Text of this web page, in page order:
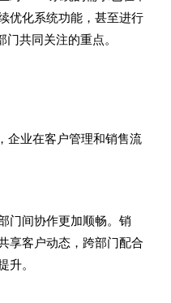
优化系统功能，甚至进行
共同关注的重点。
企业在客户管理和销售流
门间协作更加顺畅。销
享客户动态，跨部门配合
升。